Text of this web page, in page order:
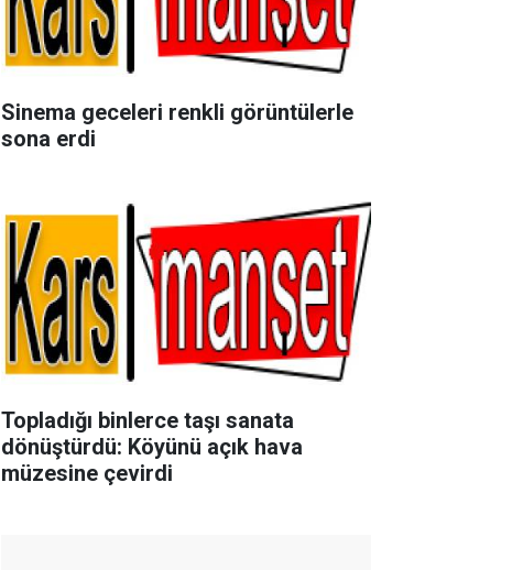
Sinema geceleri renkli görüntülerle
sona erdi
Topladığı binlerce taşı sanata
dönüştürdü: Köyünü açık hava
müzesine çevirdi